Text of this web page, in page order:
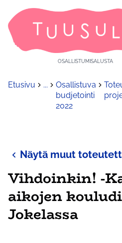
OSALLISTUMISALUSTA
Etusivu ...
Osallistuva
budjetointi
2022
Näytä muut
Vihdoinkin! -
aikojen
Jokelassa